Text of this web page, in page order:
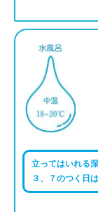
立ってはいれる
３、７のつく日